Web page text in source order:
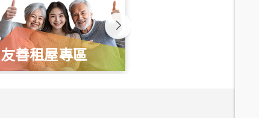
友善租屋專區